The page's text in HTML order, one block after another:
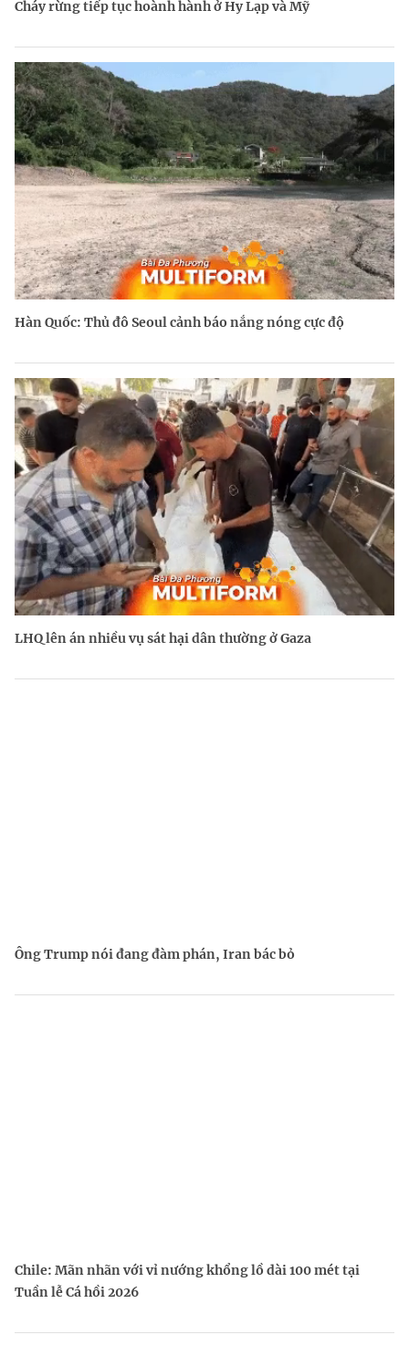
Cháy rừng tiếp tục hoành hành ở Hy Lạp và Mỹ
Hàn Quốc: Thủ đô Seoul cảnh báo nắng nóng cực độ
LHQ lên án nhiều vụ sát hại dân thường ở Gaza
Ông Trump nói đang đàm phán, Iran bác bỏ
Chile: Mãn nhãn với vỉ nướng khổng lồ dài 100 mét tại
Tuần lễ Cá hồi 2026